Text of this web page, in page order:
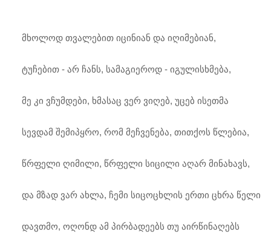
მხოლოდ თვალებით იცინიან და იღიმებიან,
ტუჩებით - არ ჩანს, სამაგიეროდ - იგულისხმება,
მე კი ვჩუმდები, ხმასაც ვერ ვიღებ, უცებ ისეთმა
სევდამ შემიპყრო, რომ მეჩვენება, თითქოს წლებია,
წრფელი ღიმილი, წრფელი სიცილი აღარ მინახავს,
და მზად ვარ ახლა, ჩემი სიცოცხლის ერთი ცხრა წელი
დავთმო, ოღონდ ამ პირბადეებს თუ აირწინაღებს